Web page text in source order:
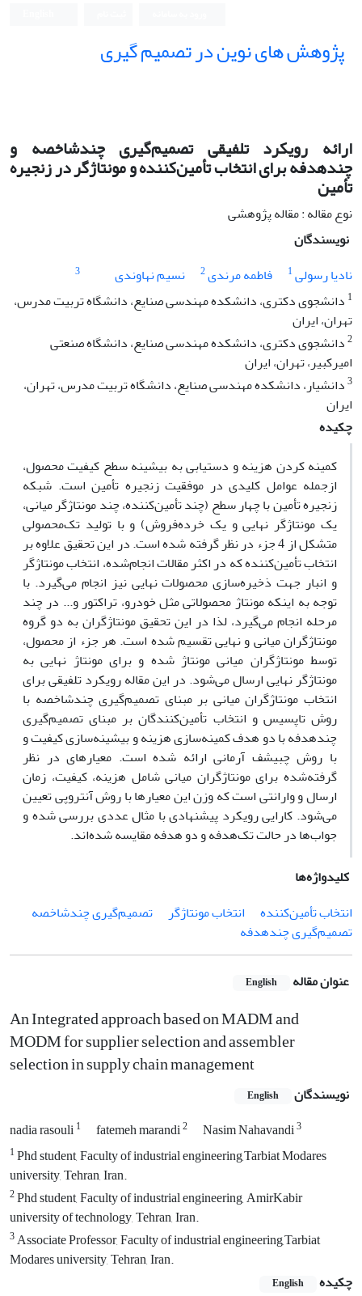
پژوهش های نوین در تصمیم گیری
ارائه رویکرد تلفیقی تصمیم‌‌گیری چندشاخصه و
چندهدفه برای انتخاب تأمین‌‌کننده و مونتاژگر در زنجیره
تأمین
نوع مقاله : مقاله پژوهشی
نویسندگان
نادیا رسولی1 فاطمه مرندی2 نسیم نهاوندی
3
1 دانشجوی دکتری، دانشکده مهندسی صنایع، دانشگاه تربیت مدرس،
تهران، ایران
2دانشجوی دکتری، دانشکده مهندسی صنایع، دانشگاه صنعتی
امیرکبیر، تهران، ایران
3دانشیار، دانشکده مهندسی صنایع، دانشگاه تربیت مدرس، تهران،
ایران
چکیده
کمینه کردن هزینه و دستیابی به بیشینه سطح کیفیت محصول،
ازجمله عوامل کلیدی در موفقیت زنجیره تأمین است. شبکه
زنجیره تأمین با چهار سطح (چند تأمین‌کننده، چند مونتاژگر میانی،
یک مونتاژگر نهایی و یک خرده‌‌فروش) و با تولید تک‌‌محصولی
متشکل از 4 جزء در نظر گرفته شده است. در این تحقیق علاوه بر
انتخاب تأمین‌‌کننده که در اکثر مقالات انجام‌شده، انتخاب مونتاژگر
و انبار جهت ذخیره‌سازی محصولات نهایی نیز انجام می‌‌گیرد. با
توجه به اینکه مونتاژ محصولاتی مثل خودرو، تراکتور و... در چند
مرحله انجام می‌‌گیرد، لذا در این تحقیق مونتاژگران به دو گروه
مونتاژگران میانی و نهایی تقسیم شده است. هر جزء از محصول،
توسط مونتاژگران میانی مونتاژ شده و برای مونتاژ نهایی به
مونتاژگر نهایی ارسال می‌‌شود. در این مقاله رویکرد تلفیقی برای
انتخاب مونتاژگران میانی بر مبنای تصمیم‌‌گیری چندشاخصه با
روش تاپسیس و انتخاب تأمین‌‌کنندگان بر مبنای تصمیم‌‌گیری
چندهدفه با دو هدف کمینه‌‌سازی هزینه و بیشینه‌‌سازی کیفیت و
با روش چبیشف آرمانی ارائه شده است. معیارهای در نظر
گرفته‌شده برای مونتاژگران میانی شامل هزینه، کیفیت، زمان
ارسال و وارانتی است که وزن این معیارها با روش ‌‌آنتروپی تعیین
می‌‌شود. کارایی رویکرد پیشنهادی با‌‌ مثال‌‌ عددی بررسی شده و
جواب‌ها در حالت تک‌‌هدفه و دو هدفه مقایسه شده‌‌اند.
کلیدواژه‌ها
انتخاب تأمین‌‌کننده
انتخاب مونتاژگر
تصمیم‌‌گیری چند‌‌شاخصه
تصمیم‌گیری چندهدفه
عنوان مقاله English
An Integrated approach based on MADM and
MODM for supplier selection and assembler
selection in supply chain management
نویسندگان English
nadia rasouli1 fatemeh marandi2 Nasim Nahavandi3
1Phd student, Faculty of industrial engineering,Tarbiat Modares
university, Tehran, Iran.
2Phd student, Faculty of industrial engineering, AmirKabir
university of technology, Tehran, Iran.
3Associate Professor, Faculty of industrial engineering,Tarbiat
Modares university, Tehran, Iran.
چکیده
English